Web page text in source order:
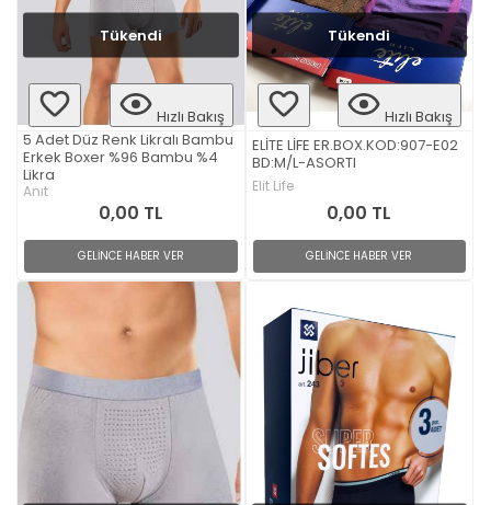
Tükendi
Hızlı Bakış
5 Adet Düz Renk Likralı Bambu
Erkek Boxer %96 Bambu %4
Likra
Anıt
0,00 TL
GELİNCE HABER VER
Tükendi
Hızlı Bakış
ELİTE LİFE ER.BOX.KOD:907-E02
BD:M/L-ASORTI
Elit Life
0,00 TL
GELİNCE HABER VER